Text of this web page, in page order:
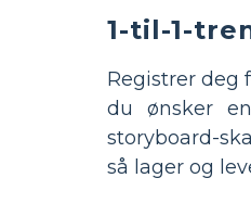
1-til-1-
Registrer deg
du ønsker
storyboard-
så lager og